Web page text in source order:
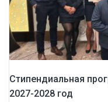
Стипендиальная
2027-2028 год